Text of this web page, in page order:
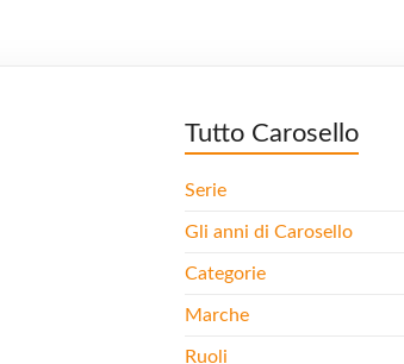
Tutto Carosello
Serie
Gli anni di Carosello
Categorie
Marche
Ruoli